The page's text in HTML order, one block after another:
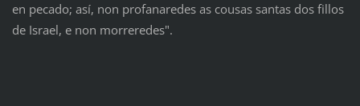
en pecado; así, non profanaredes as cousas santas dos fillos
de Israel, e non morreredes".